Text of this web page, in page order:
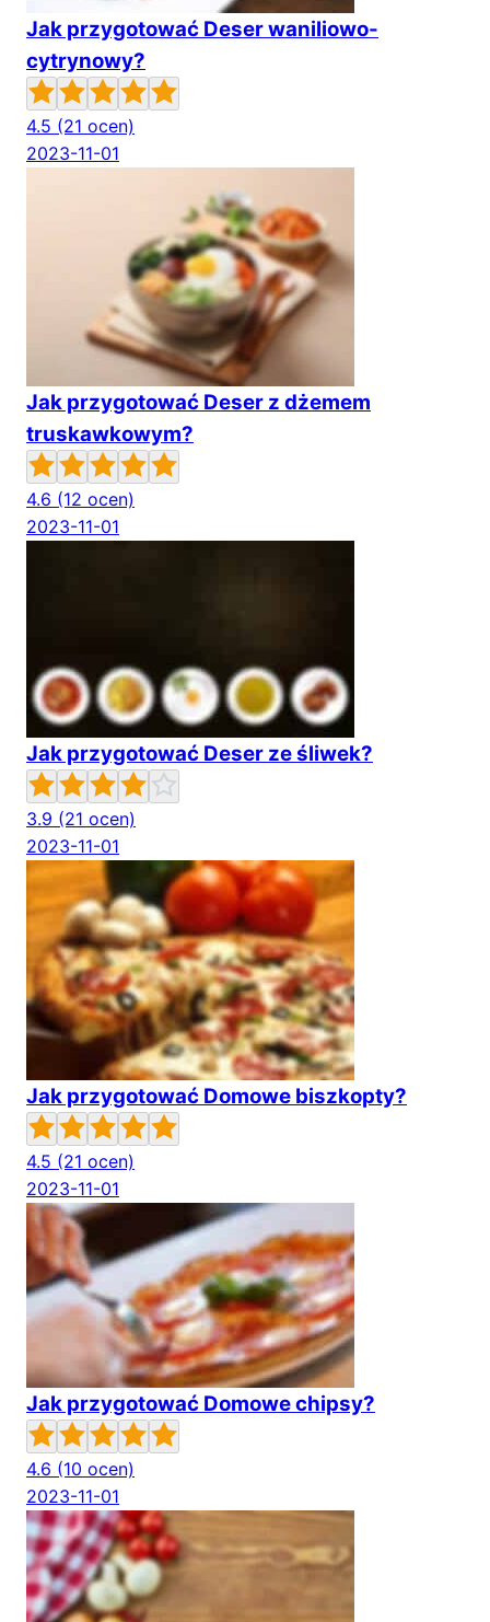
Jak przygotować Deser waniliowo-
cytrynowy?
4.5 (21 ocen)
2023-11-01
Jak przygotować Deser z dżemem
truskawkowym?
4.6 (12 ocen)
2023-11-01
Jak przygotować Deser ze śliwek?
3.9 (21 ocen)
2023-11-01
Jak przygotować Domowe biszkopty?
4.5 (21 ocen)
2023-11-01
Jak przygotować Domowe chipsy?
4.6 (10 ocen)
2023-11-01